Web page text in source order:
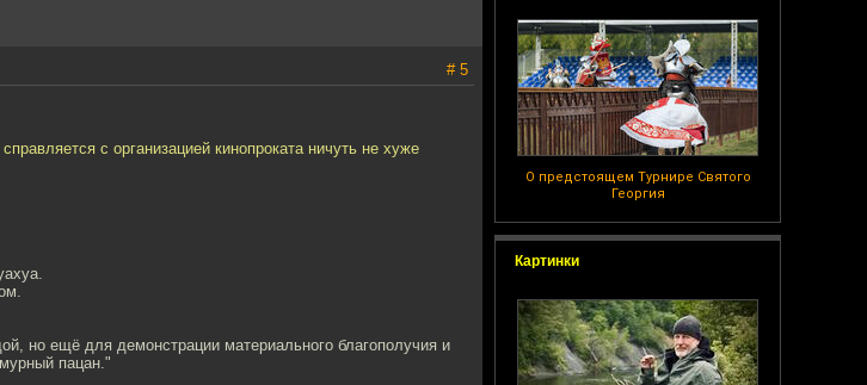
О предстоящем Турнире Святого
Георгия
Картинки
# 5
с организацией кинопроката ничуть не хуже
но ещё для демонстрации материального благополучия и
пацан."